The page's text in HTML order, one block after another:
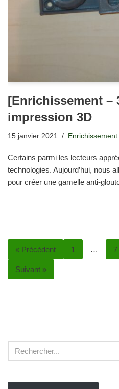
[Enrichissement –
impression 3D
15 janvier 2021 Enrichissement
Certains parmi les lecteurs
technologies. Aujourd’hui, nous
pour créer une gamelle anti-
« Précédent 1 … 7
Suivant »